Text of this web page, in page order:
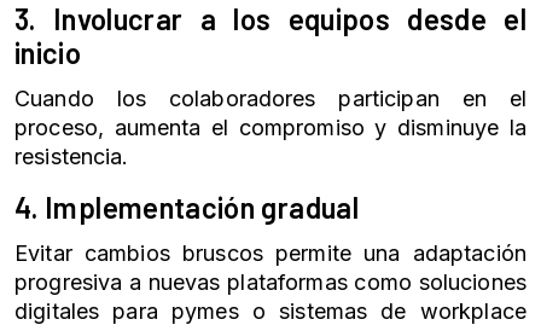
3. Involucrar a los equipos desde el
inicio
Cuando los colaboradores participan en el
proceso, aumenta el compromiso y disminuye la
resistencia.
4. Implementación gradual
Evitar cambios bruscos permite una adaptación
progresiva a nuevas plataformas como soluciones
digitales para pymes o sistemas de workplace